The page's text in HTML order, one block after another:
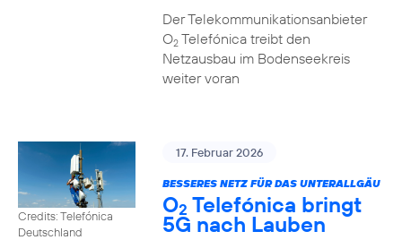
Der Telekommunikationsanbieter
O2Telefónica treibt den
Netzausbau im Bodenseekreis
weiter voran
Credits: Telefónica
Deutschland
17. Februar 2026
BESSERES NETZ FÜR DAS UNTERALLGÄU
O2 Telefónica bringt
5G nach Lauben